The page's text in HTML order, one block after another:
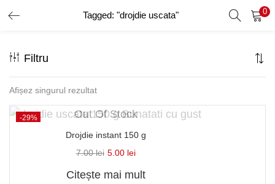
Tagged: "drojdie uscata" 0
AUTENTIFICARE ÎNREGISTRARE
Introduceți numele de utilizator și parola pentru a vă autentifica.
Filtru
Afișez singurul rezultat
-29% Out Of Stock
Drojdie instant 150 g
7.00lei 5.00 lei
Citește mai mult